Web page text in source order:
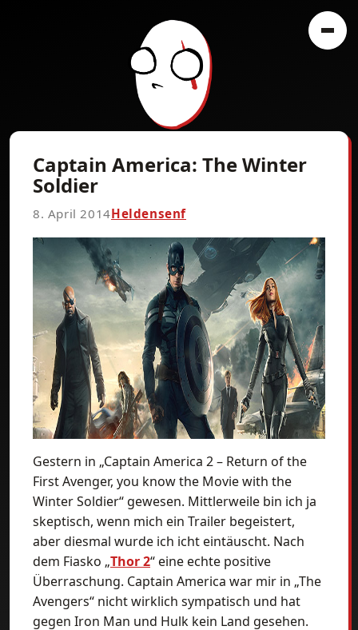
Captain America: The Winter
Soldier
8. April 2014Heldensenf
Gestern in „Captain America 2 – Return of the
First Avenger, you know the Movie with the
Winter Soldier“ gewesen. Mittlerweile bin ich ja
skeptisch, wenn mich ein Trailer begeistert,
aber diesmal wurde ich icht eintäuscht. Nach
dem Fiasko „Thor 2“ eine echte positive
Überraschung. Captain America war mir in „The
Avengers“ nicht wirklich sympatisch und hat
gegen Iron Man und Hulk kein Land gesehen.